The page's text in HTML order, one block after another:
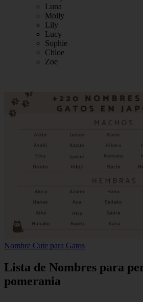
Luna
Molly
Lily
Lucy
Sophie
Chloe
Zoe
Nombre Cute para Gatos
Lista de Nombres para
pomerania